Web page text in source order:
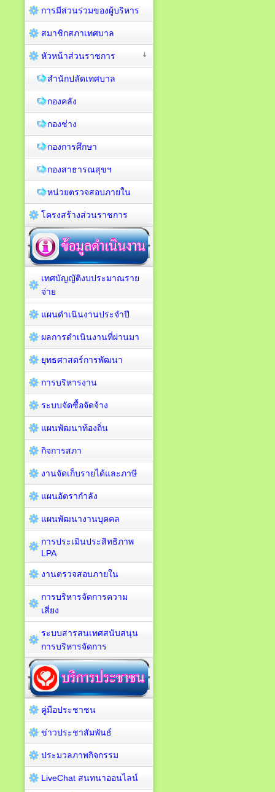
การมีส่วนร่วมของผู้บริหาร
สมาชิกสภาเทศบาล
หัวหน้าส่วนราชการ
สำนักปลัดเทศบาล
กองคลัง
กองช่าง
กองการศึกษา
กองสาธารณสุขฯ
หน่วยตรวจสอบภายใน
โครงสร้างส่วนราชการ
เทศบัญญัติงบประมาณราย
จ่าย
แผนดำเนินงานประจำปี
ผลการดำเนินงานที่ผ่านมา
ยุทธศาสตร์การพัฒนา
การบริหารงาน
ระบบจัดซื้อจัดจ้าง
แผนพัฒนาท้องถิ่น
กิจการสภา
งานจัดเก็บรายได้และภาษี
แผนอัตรากำลัง
แผนพัฒนางานบุคคล
การประเมินประสิทธิภาพ
LPA
งานตรวจสอบภายใน
การบริหารจัดการความ
เสี่ยง
ระบบสารสนเทศสนับสนุน
การบริหารจัดการ
คู่มือประชาชน
ข่าวประชาสัมพันธ์
ประมวลภาพกิจกรรม
LiveChat สนทนาออนไลน์